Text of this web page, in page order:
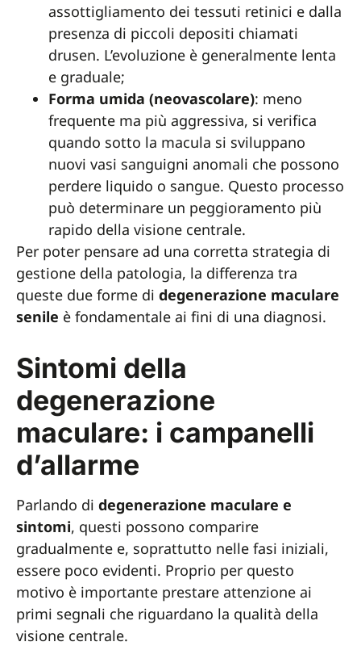
assottigliamento dei tessuti retinici e dalla
presenza di piccoli depositi chiamati
drusen. L’evoluzione è generalmente lenta
e graduale;
Forma umida (neovascolare): meno
frequente ma più aggressiva, si verifica
quando sotto la macula si sviluppano
nuovi vasi sanguigni anomali che possono
perdere liquido o sangue. Questo processo
può determinare un peggioramento più
rapido della visione centrale.
Per poter pensare ad una corretta strategia di
gestione della patologia, la differenza tra
queste due forme di degenerazione maculare
senile è fondamentale ai fini di una diagnosi.
Sintomi della
degenerazione
maculare: i campanelli
d’allarme
Parlando di degenerazione maculare e
sintomi, questi possono comparire
gradualmente e, soprattutto nelle fasi iniziali,
essere poco evidenti. Proprio per questo
motivo è importante prestare attenzione ai
primi segnali che riguardano la qualità della
visione centrale.